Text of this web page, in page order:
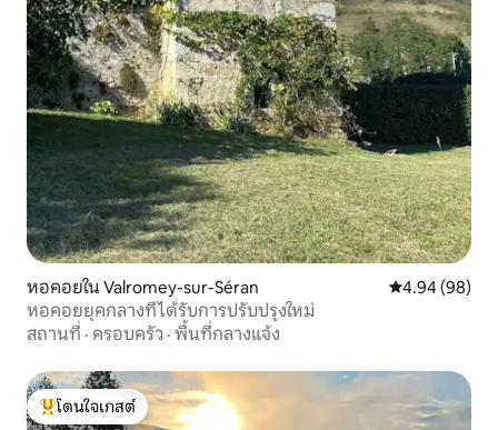
หอคอยใน Valromey-sur-Séran คะแนนเฉลี่ย
4.94 (98)
หอคอยยุคกลางที่ได้รับการปรับปรุงใหม่
สถานที่ · ครอบครัว · พื้นที่กลางแจ้ง
โดนใจเกสต์ที่สุด
โดนใจเกสต์